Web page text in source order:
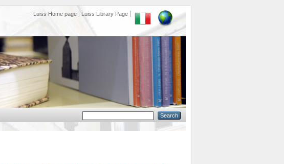
Luiss Home page Luiss Library Page